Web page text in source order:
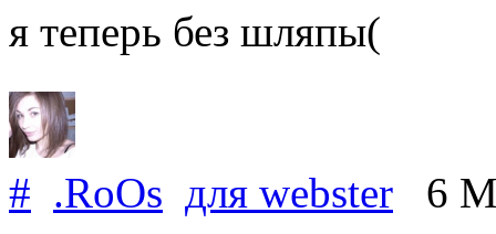
я теперь без шляпы(
# .RoOs для webster 6